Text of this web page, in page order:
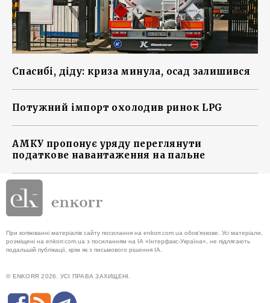
Спасибі, діду: криза минула, осад залишився
Потужний імпорт охолодив ринок LPG
АМКУ пропонує уряду переглянути
податкове навантаження на пальне
При копіюванні матеріалів сайту посилання на enkorr.com.ua обов'язкове. Усі матеріали,
розміщені на enkorr.com.ua з посиланням на ІА «Інтерфакс-Україна», не підлягають
подальшій публікації, крім як з письмового рішення ІА.
© ENKORR 2026. УСІ ПРАВА ЗАХИЩЕНІ.